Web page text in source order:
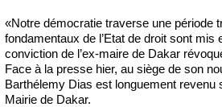
«Notre démocratie traverse une période
fondamentaux de l’Etat de droit sont mis
conviction de l’ex-maire de Dakar
Face à la presse hier, au siège de son
Barthélemy Dias est longuement revenu
Mairie de Dakar.